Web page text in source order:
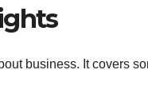
business. It covers